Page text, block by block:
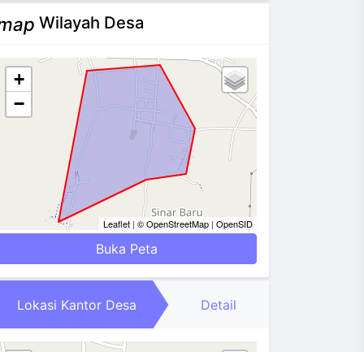
Wilayah Desa
+
−
Leaflet| © OpenStreetMap| OpenSID
Buka Peta
Lokasi Kantor Desa Detail